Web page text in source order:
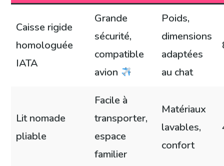
Caisse rigide
homologuée
IATA
Grande
sécurité,
compatible
avion
Poids,
dimensions
adaptées
au chat
Lit nomade
pliable
Facile à
transporter,
espace
familier
Matériaux
lavables,
confort